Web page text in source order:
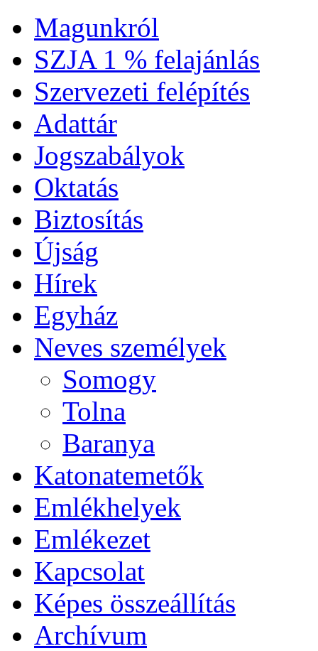
Magunkról
SZJA 1 % felajánlás
Szervezeti felépítés
Adattár
Jogszabályok
Oktatás
Biztosítás
Újság
Hírek
Egyház
Neves személyek
Somogy
Tolna
Baranya
Katonatemetők
Emlékhelyek
Emlékezet
Kapcsolat
Képes összeállítás
Archívum